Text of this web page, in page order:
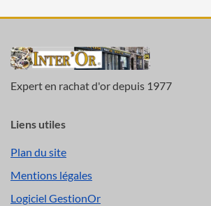
Expert en rachat d'or depuis 1977
Liens utiles
Plan du site
Mentions légales
Logiciel GestionOr